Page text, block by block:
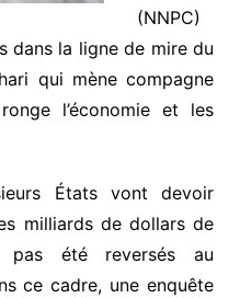
(NNPC)
dans la ligne de mire du
qui mène compagne
l’économie et les
États vont devoir
milliards de dollars de
pas été reversés au
ce cadre, une enquête